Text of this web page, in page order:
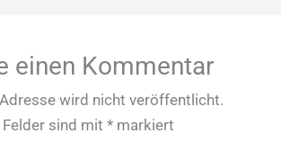
einen Kommentar
wird nicht veröffentlicht.
sind mit* markiert